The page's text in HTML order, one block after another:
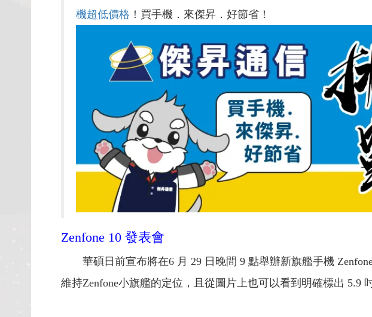
機超低價格 ！買手機．來傑昇．好節省！
Zenfone 10 發表會
華碩日前宣布將在6 月 29 日晚間 9 點舉辦新旗艦手機
維持Zenfone小旗艦的定位，且從圖片上也可以看到明確標出 5.9